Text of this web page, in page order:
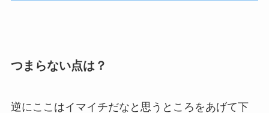
つまらない点は？
逆にここはイマイチだなと思うところをあげて下